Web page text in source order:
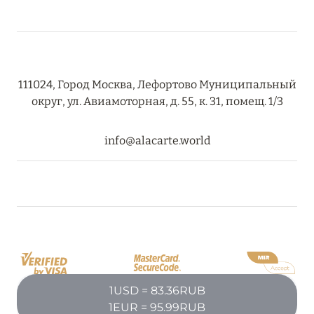
КОНЦЕПЦИЯ «ВСЁ ВКЛЮЧЕНО – ВСЁ
HÔTEL BARRIÈRE LES NEIGES
Подробнее
111024, Город Москва, Лефортово Муниципальный
округ, ул. Авиамоторная, д. 55, к. 31, помещ. 1/3
info@alacarte.world
1USD = 83.36RUB
1EUR = 95.99RUB